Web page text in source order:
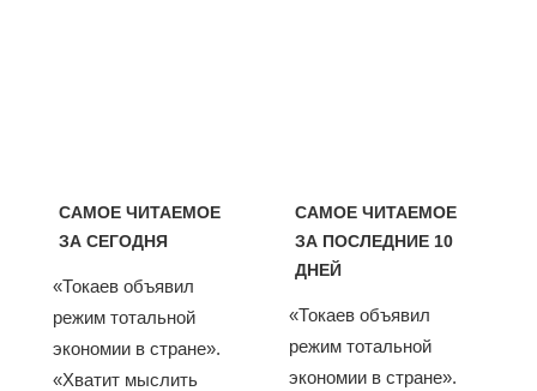
САМОЕ ЧИТАЕМОЕ
ЗА СЕГОДНЯ
«Токаев объявил
режим тотальной
экономии в стране».
«Хватит мыслить
САМОЕ ЧИТАЕМОЕ
ЗА ПОСЛЕДНИЕ 10
ДНЕЙ
«Токаев объявил
режим тотальной
экономии в стране».